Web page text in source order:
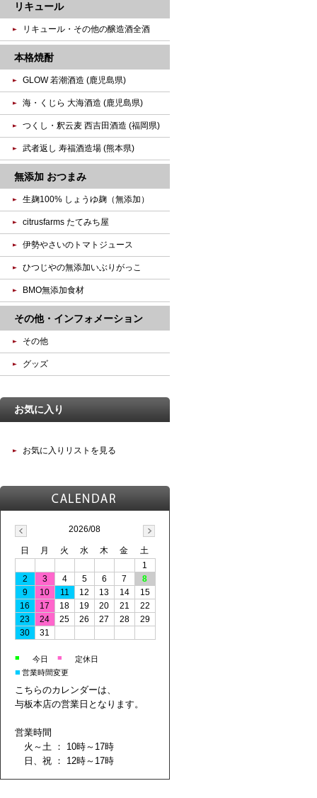
リキュール
リキュール・その他の醸造酒全酒
本格焼酎
GLOW 若潮酒造 (鹿児島県)
海・くじら 大海酒造 (鹿児島県)
つくし・釈云麦 西吉田酒造 (福岡県)
武者返し 寿福酒造場 (熊本県)
無添加 おつまみ
生麹100% しょうゆ麹（無添加）
citrusfarms たてみち屋
伊勢やさいのトマトジュース
ひつじやの無添加いぶりがっこ
BMO無添加食材
その他・インフォメーション
その他
グッズ
お気に入り
お気に入りリストを見る
2026/08
日 月 火 水 木 金
土
1
2
3 4 5 6 7
8
9
10 11 12 13 14
15
16
17 18 19 20 21
22
23
24 25 26 27 28
29
30
31
■ 今日 ■ 定休日
■ 営業時間変更
こちらのカレンダーは、
与板本店の営業日となります。
営業時間
火～土 ： 10時～17時
日、祝 ： 12時～17時